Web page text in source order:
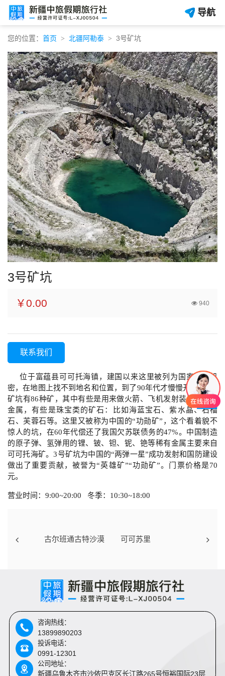
导航
您的位置： 首页 北疆阿勒泰 3号矿坑
3号矿坑
￥0.00 940
联系我们
位于富蕴县可可托海镇，建国以来这里被列为国家高度机
密，在地图上找不到地名和位置，到了90年代才慢慢开放。3号
矿坑有86种矿，其中有些是用来做火箭、飞机发射装置的稀有
金属，有些是珠宝类的矿石：比如海蓝宝石、紫水晶、石榴
石、芙蓉石等。这里又被称为中国的“功勋矿”，这个看着貌不
惊人的坑，在60年代偿还了我国欠苏联债务的47%。中国制造
的原子弹、氢弹用的锂、铍、钽、铌、铯等稀有金属主要来自
可可托海矿。3号矿坑为中国的“两弹一星”成功发射和国防建设
做出了重要贡献，被誉为“英雄矿”“功勋矿”。门票价格是70
元。
营业时间：9:00~20:00 冬季：10:30~18:00
古尔班通古特沙漠 可可苏里
咨询热线：
13899890203
投诉电话：
0991-12301
公司地址：
新疆乌鲁木齐市沙依巴克区长江路265号恒裕国际23层